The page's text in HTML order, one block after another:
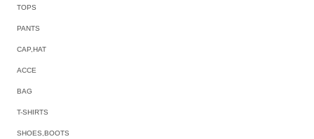
TOPS
PANTS
CAP,HAT
ACCE
BAG
T-SHIRTS
SHOES,BOOTS